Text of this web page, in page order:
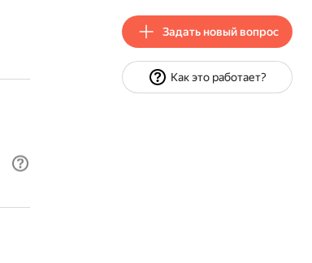
Задать новый вопрос
Как это работает?